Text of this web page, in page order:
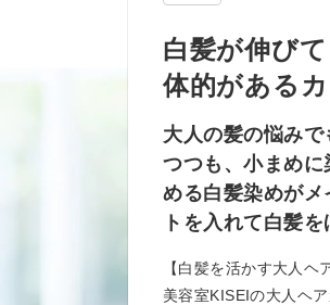
白髪が伸び
体的がある
大人の髪の悩み
つつも、小まめ
める白髪染めが
トを入れて白髪
【白髪を活かす大人ヘ
美容室KISEIの大人ヘ